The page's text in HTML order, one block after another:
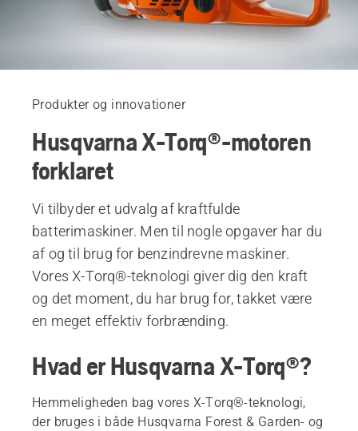
Produkter og innovationer
Husqvarna X-Torq®-motoren
forklaret
Vi tilbyder et udvalg af kraftfulde
batterimaskiner. Men til nogle opgaver har du
af og til brug for benzindrevne maskiner.
Vores X-Torq®-teknologi giver dig den kraft
og det moment, du har brug for, takket være
en meget effektiv forbrænding.
Hvad er Husqvarna X-Torq®?
Hemmeligheden bag vores X-Torq®-teknologi,
der bruges i både Husqvarna Forest & Garden- og